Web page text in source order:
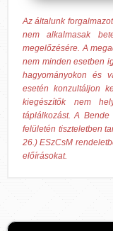
Az általunk
nem alkalmasak
megelőzésére. A
nem minden esetben
hagyományokon és
esetén konzultáljon
kiegészítők nem
táplálkozást. A
felületén tiszteletben
26.) ESzCsM
előírásokat.